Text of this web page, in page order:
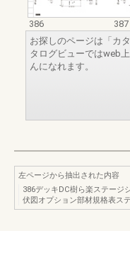
386
387
お探しのページは「カ
タログビューではweb
んになれます。
左ページから抽出された内容
386デッキDC樹ら楽ステージ
伏図オプション部材規格表ス